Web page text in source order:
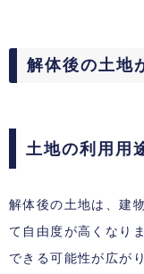
解体後の土地
土地の利用用
解体後の土地は、建
て自由度が高くなり
できる可能性が広が